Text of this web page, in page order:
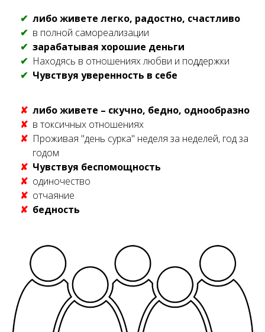
либо живете легко, радостно, счастливо
в полной самореализации
зарабатывая хорошие деньги
Находясь в отношениях любви и поддержки
Чувствуя уверенность в себе
либо живете – скучно, бедно, однообразно
в токсичных отношениях
Проживая "день сурка" неделя за неделей, год за
годом
Чувствуя беспомощность
одиночество
отчаяние
бедность